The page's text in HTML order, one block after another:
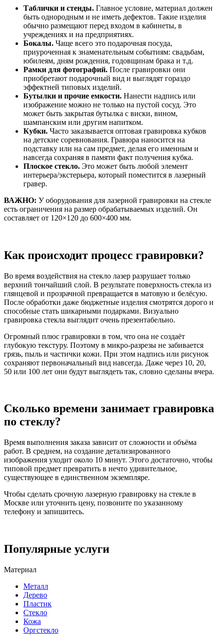
Таблички и стенды. Главное условие, материал должен
быть однородным и не иметь дефектов. Такие изделия
обычно размещают перед входом в кабинеты, в
учреждениях и на предприятиях.
Бокалы. Чаще всего это подарочная посуда,
приуроченная к знаменательным событиям: свадьбам,
юбилеям, дням рождения, годовщинам брака и т.д.
Рамки для фотографий. После гравировки они
приобретают подарочный вид и выглядят гораздо
эффектней типовых изделий.
Бутылки и прочие емкости. Нанести надпись или
изображение можно не только на пустой сосуд. Это
может быть закрытая бутылка с виски, вином,
шампанским или другим напитком.
Кубки. Часто заказывается оптовая гравировка кубков
на детские соревнования. Гравюра наносится на
подставку или на сам предмет, делая его именным и
навсегда сохраняя в памяти факт получения кубка.
Плоское стекло. Это может быть любой элемент
интерьера/экстерьера, который поместится в лазерный
гравер.
ВАЖНО: У оборудования для лазерной гравировки на стекле
есть ограничения на размер обрабатываемых изделий. Он
составляет от 120×120 до 600×400 мм.
Как происходит процесс гравировки?
Во время воздействия на стекло лазер разрушает только
верхний тончайший слой. В результате поверхность стекла из
глянцевой и прозрачной превращается в матовую и белёсую.
После обработки даже бюджетные изделия смотрятся дорого и
способные стать шикарными подарками. Визуально
гравировка стекла выглядит очень презентабельно.
Огромный плюс гравировки в том, что она не создаёт
глубокую текстуру. Поэтому в микро-разрезы не забивается
грязь, пыль и частички кожи. При этом надпись или рисунок
сохраняют первоначальный вид навсегда. Даже через 10, 20,
50 или 100 лет они будут выглядеть так, словно сделаны вчера.
Сколько времени занимает гравировка
по стеклу?
Время выполнения заказа зависит от сложности и объёма
работ. В среднем, на создание детализированного
изображения уходит около 10 минут. Этого достаточно, чтобы
типовой предмет превратить в нечто удивительное,
существующее в единственном экземпляре.
Чтобы сделать срочную лазерную гравировку на стекле в
Москве или уточнить цену, позвоните по указанному
телефону и запишитесь.
Популярные услуги
Материал
Металл
Дерево
Пластик
Стекло
Кожа
Оргстекло